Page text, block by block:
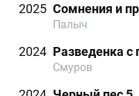
2025 Сомнения и
Палыч
2024 Разведенка с
Смуров